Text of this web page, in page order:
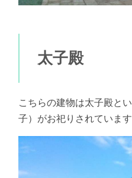
太子殿
こちらの建物は太子殿と
子）がお祀りされています